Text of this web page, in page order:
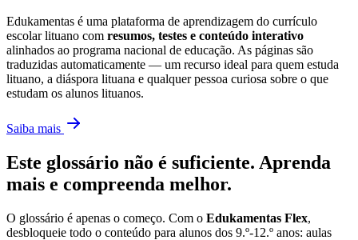
Edukamentas é uma plataforma de aprendizagem do currículo
escolar lituano com resumos, testes e conteúdo interativo
alinhados ao programa nacional de educação. As páginas são
traduzidas automaticamente — um recurso ideal para quem estuda
lituano, a diáspora lituana e qualquer pessoa curiosa sobre o que
estudam os alunos lituanos.
Saiba mais
Este glossário não é suficiente. Aprenda
mais e compreenda melhor.
O glossário é apenas o começo. Com o Edukamentas Flex,
desbloqueie todo o conteúdo para alunos dos 9.º-12.º anos: aulas